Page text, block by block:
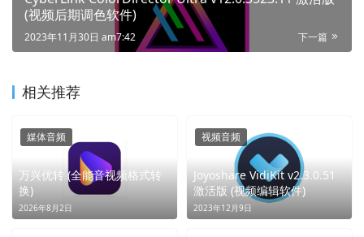
(视频后期调色软件)
下一篇
2023年11月30日 am7:42
相关推荐
万兴优转 (全能音视频格式转
换)
2026年8月2日
媒体音频
Joyoshare VidiKit v2.3.0.51
激活版 (视频编辑软件)
2023年12月9日
视频音频